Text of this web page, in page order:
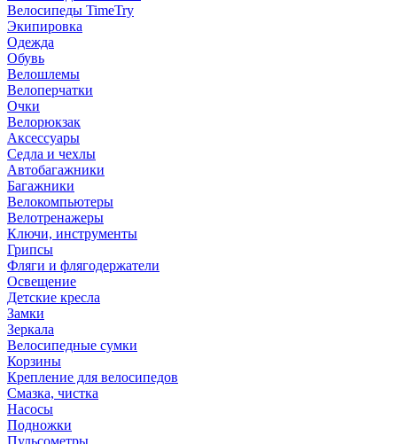
Велосипеды TimeTry
Экипировка
Одежда
Обувь
Велошлемы
Велоперчатки
Очки
Велорюкзак
Аксессуары
Седла и чехлы
Автобагажники
Багажники
Велокомпьютеры
Велотренажеры
Ключи, инструменты
Грипсы
Фляги и флягодержатели
Освещение
Детские кресла
Замки
Зеркала
Велосипедные сумки
Корзины
Крепление для велосипедов
Смазка, чистка
Насосы
Подножки
Пульсометры